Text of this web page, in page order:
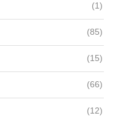
(1)
(85)
(15)
(66)
(12)